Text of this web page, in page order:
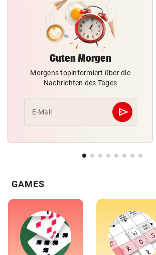
Guten Morgen
Morgens topinformiert über die
Nachrichten des Tages
E-Mail send
Abschicken
GAMES